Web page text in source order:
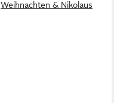
Weihnachten & Nikolaus